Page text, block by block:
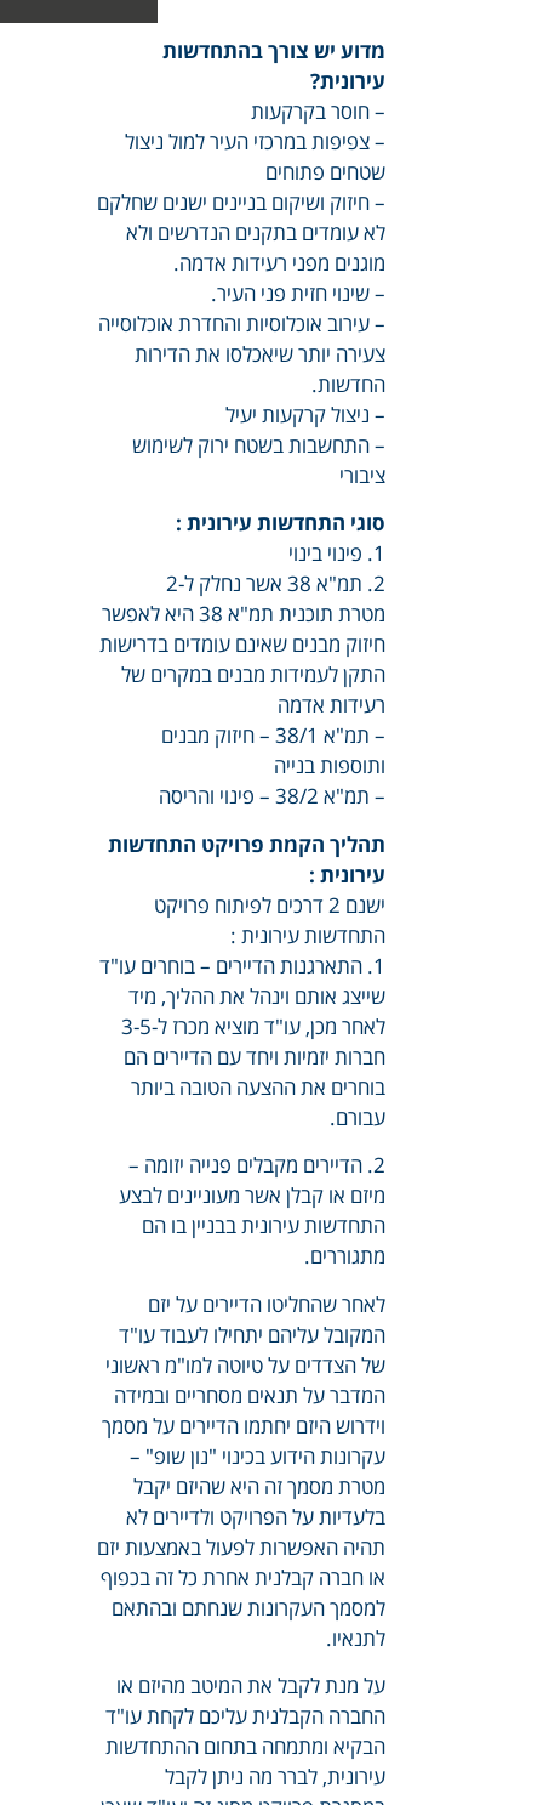
מדוע יש צורך בהתחדשות
עירונית?
– חוסר בקרקעות
– צפיפות במרכזי העיר למול ניצול
שטחים פתוחים
– חיזוק ושיקום בניינים ישנים שחלקם
לא עומדים בתקנים הנדרשים ולא
מוגנים מפני רעידות אדמה.
– שינוי חזית פני העיר.
– עירוב אוכלוסיות והחדרת אוכלוסייה
צעירה יותר שיאכלסו את הדירות
החדשות.
– ניצול קרקעות יעיל
– התחשבות בשטח ירוק לשימוש
ציבורי
סוגי התחדשות עירונית :
1. פינוי בינוי
2. תמ"א 38 אשר נחלק ל-2
מטרת תוכנית תמ"א 38 היא לאפשר
חיזוק מבנים שאינם עומדים בדרישות
התקן לעמידות מבנים במקרים של
רעידות אדמה
– תמ"א 38/1 – חיזוק מבנים
ותוספות בנייה
– תמ"א 38/2 – פינוי והריסה
תהליך הקמת פרויקט התחדשות
עירונית :
ישנם 2 דרכים לפיתוח פרויקט
התחדשות עירונית :
1. התארגנות הדיירים – בוחרים עו"ד
שייצג אותם וינהל את ההליך, מיד
לאחר מכן, עו"ד מוציא מכרז ל-3-5
חברות יזמיות ויחד עם הדיירים הם
בוחרים את ההצעה הטובה ביותר
עבורם.
2. הדיירים מקבלים פנייה יזומה –
מיזם או קבלן אשר מעוניינים לבצע
התחדשות עירונית בבניין בו הם
מתגוררים.
לאחר שהחליטו הדיירים על יזם
המקובל עליהם יתחילו לעבוד עו"ד
של הצדדים על טיוטה למו"מ ראשוני
המדבר על תנאים מסחריים ובמידה
וידרוש היזם יחתמו הדיירים על מסמך
עקרונות הידוע בכינוי "נון שופ" –
מטרת מסמך זה היא שהיזם יקבל
בלעדיות על הפרויקט ולדיירים לא
תהיה האפשרות לפעול באמצעות יזם
או חברה קבלנית אחרת כל זה בכפוף
למסמך העקרונות שנחתם ובהתאם
לתנאיו.
על מנת לקבל את המיטב מהיזם או
החברה הקבלנית עליכם לקחת עו"ד
הבקיא ומתמחה בתחום ההתחדשות
עירונית, לברר מה ניתן לקבל